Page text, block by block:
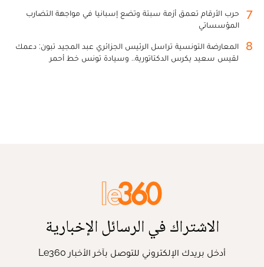
7
حرب الأرقام تعمق أزمة سبتة وتضع إسبانيا في مواجهة التضارب
المؤسساتي
8
المعارضة التونسية تراسل الرئيس الجزائري عبد المجيد تبون: دعمك
لقيس سعيد يكرس الدكتاتورية.. وسيادة تونس خط أحمر
الاشتراك في الرسائل الإخبارية
أدخل بريدك الإلكتروني للتوصل بآخر الأخبار Le360